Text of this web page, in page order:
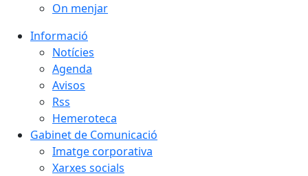
On menjar
Informació
Notícies
Agenda
Avisos
Rss
Hemeroteca
Gabinet de Comunicació
Imatge corporativa
Xarxes socials